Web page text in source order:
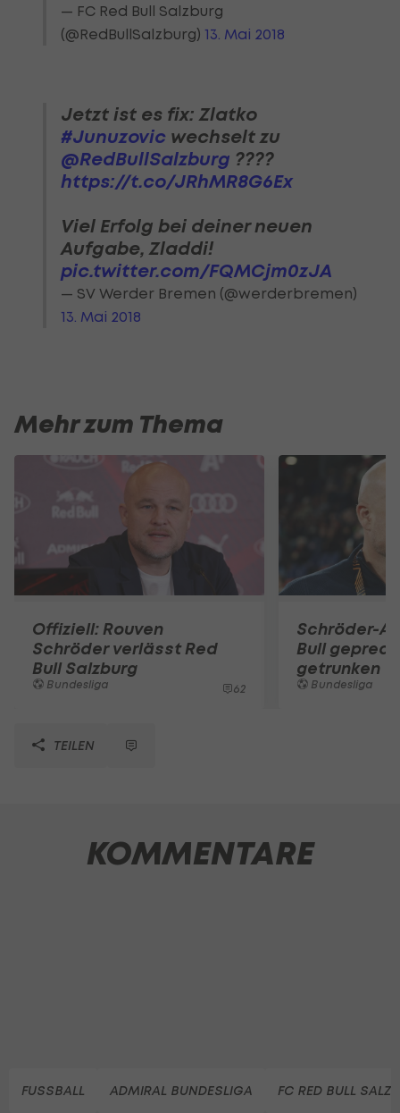
— FC Red Bull Salzburg
(@RedBullSalzburg) 13. Mai 2018
Jetzt ist es fix: Zlatko
#Junuzovic wechselt zu
@RedBullSalzburg ????
https://t.co/JRhMR8G6Ex
Viel Erfolg bei deiner neuen
Aufgabe, Zladdi!
pic.twitter.com/FQMCjm0zJA
— SV Werder Bremen (@werderbremen)
13. Mai 2018
Mehr zum Thema
Offiziell: Rouven
Schröder verlässt Red
Bull Salzburg
Bundesliga 62
Schröder-
Bull
getrunken
Bundesliga
TEILEN
KOMMENTARE
FUSSBALL ADMIRAL BUNDESLIGA FC RED BULL